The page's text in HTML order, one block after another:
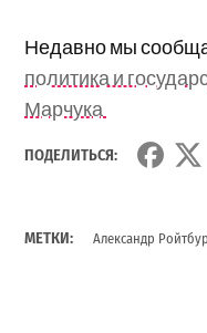
Недавно мы
политика и
Марчука
ПОДЕЛИТЬСЯ:
МЕТКИ: Александр